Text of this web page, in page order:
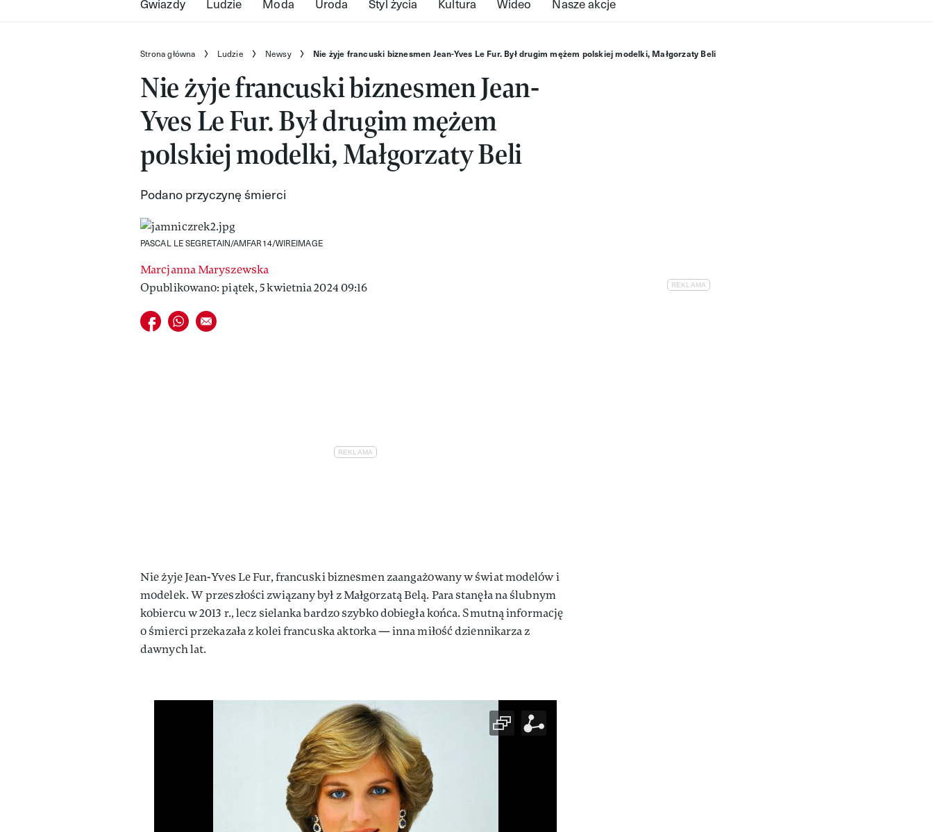
Strona główna Ludzie Newsy Nie żyje francuski biznesmen Jean-Yves Le Fur. Był drugim mężem polskiej modelki, Małgorzaty Beli
Nie żyje francuski biznesmen Jean-
Yves Le Fur. Był drugim mężem
polskiej modelki, Małgorzaty Beli
Podano przyczynę śmierci
PASCAL LE SEGRETAIN/AMFAR14/WIREIMAGE
Marcjanna Maryszewska
Opublikowano: piątek, 5 kwietnia 2024 09:16
Udostępnij na facebook
Udostępnij na whatsapp
E-mail do przyjaciela
Nie żyje Jean-Yves Le Fur, francuski biznesmen zaangażowany w świat modelów i
modelek. W przeszłości związany był z Małgorzatą Belą. Para stanęła na ślubnym
kobiercu w 2013 r., lecz sielanka bardzo szybko dobiegła końca. Smutną informację
o śmierci przekazała z kolei francuska aktorka — inna miłość dziennikarza z
dawnych lat.